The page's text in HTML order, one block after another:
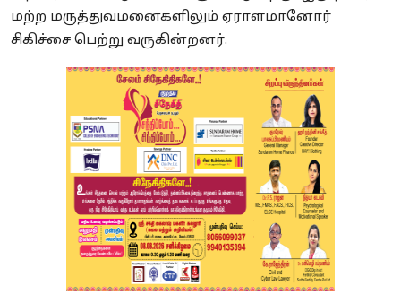
மற்ற மருத்துவமனைகளிலும் ஏராளமானோர்
சிகிச்சை பெற்று வருகின்றனர்.